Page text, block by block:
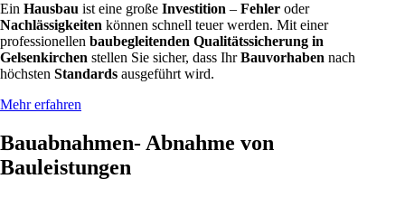
Ein Hausbau ist eine große Investition – Fehler oder
Nachlässigkeiten können schnell teuer werden. Mit einer
professionellen baubegleitenden Qualitätssicherung in
Gelsenkirchen stellen Sie sicher, dass IhrBauvorhaben nach
höchsten Standards ausgeführt wird.
Mehr erfahren
Bauabnahmen- Abnahme von
Bauleistungen